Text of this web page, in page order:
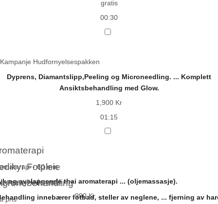
gratis
00:30
Kampanje Hudfornyelsespakken
Dyprens, Diamantslipp,Peeling og Microneedling. ... Komplett
Ansiktsbehandling med Glow.
1,900 Kr
01:15
- 60 min
og avslappende thai aromaterapi ... (oljemassasje).
990 Kr
Fotpleie
Pedikyr med lakk
innebærer fotbad, steller av neglene, ... fjerning av
pris